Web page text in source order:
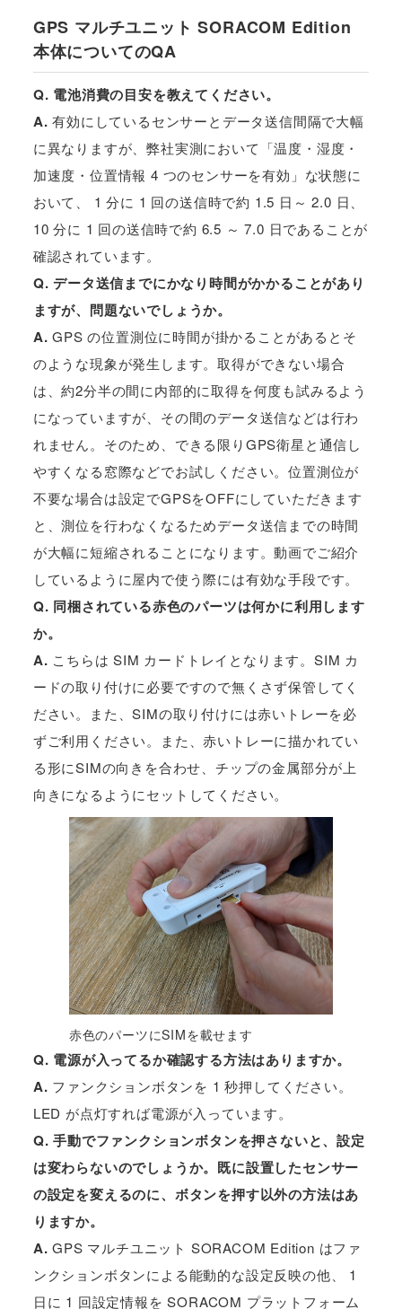
GPS マルチユニット SORACOM Edition
本体についてのQA
Q. 電池消費の目安を教えてください。
A.有効にしているセンサーとデータ送信間隔で大幅
に異なりますが、弊社実測において「温度・湿度・
加速度・位置情報 4 つのセンサーを有効」な状態に
おいて、 1 分に 1 回の送信時で約 1.5 日～ 2.0 日、
10 分に 1 回の送信時で約 6.5 ～ 7.0 日であることが
確認されています。
Q. データ送信までにかなり時間がかかることがあり
ますが、問題ないでしょうか。
A.GPS の位置測位に時間が掛かることがあるとそ
のような現象が発生します。取得ができない場合
は、約2分半の間に内部的に取得を何度も試みるよう
になっていますが、その間のデータ送信などは行わ
れません。そのため、できる限りGPS衛星と通信し
やすくなる窓際などでお試しください。位置測位が
不要な場合は設定でGPSをOFFにしていただきます
と、測位を行わなくなるためデータ送信までの時間
が大幅に短縮されることになります。動画でご紹介
しているように屋内で使う際には有効な手段です。
Q. 同梱されている赤色のパーツは何かに利用します
か。
A. こちらは SIM カードトレイとなります。SIM カ
ードの取り付けに必要ですので無くさず保管してく
ださい。また、SIMの取り付けには赤いトレーを必
ずご利用ください。また、赤いトレーに描かれてい
る形にSIMの向きを合わせ、チップの金属部分が上
向きになるようにセットしてください。
赤色のパーツにSIMを載せます
Q. 電源が入ってるか確認する方法はありますか。
A. ファンクションボタンを 1 秒押してください。
LED が点灯すれば電源が入っています。
Q. 手動でファンクションボタンを押さないと、設定
は変わらないのでしょうか。既に設置したセンサー
の設定を変えるのに、ボタンを押す以外の方法はあ
りますか。
A.GPS マルチユニット SORACOM Edition はファ
ンクションボタンによる能動的な設定反映の他、 1
日に 1 回設定情報を SORACOM プラットフォーム